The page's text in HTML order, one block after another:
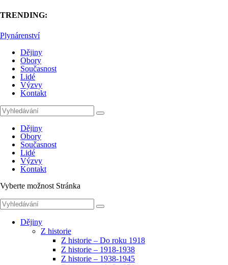
TRENDING:
Plynárenství
Dějiny
Obory
Současnost
Lidé
Výzvy
Kontakt
Dějiny
Obory
Současnost
Lidé
Výzvy
Kontakt
Vyberte možnost Stránka
Dějiny
Z historie
Z historie – Do roku 1918
Z historie – 1918-1938
Z historie – 1938-1945